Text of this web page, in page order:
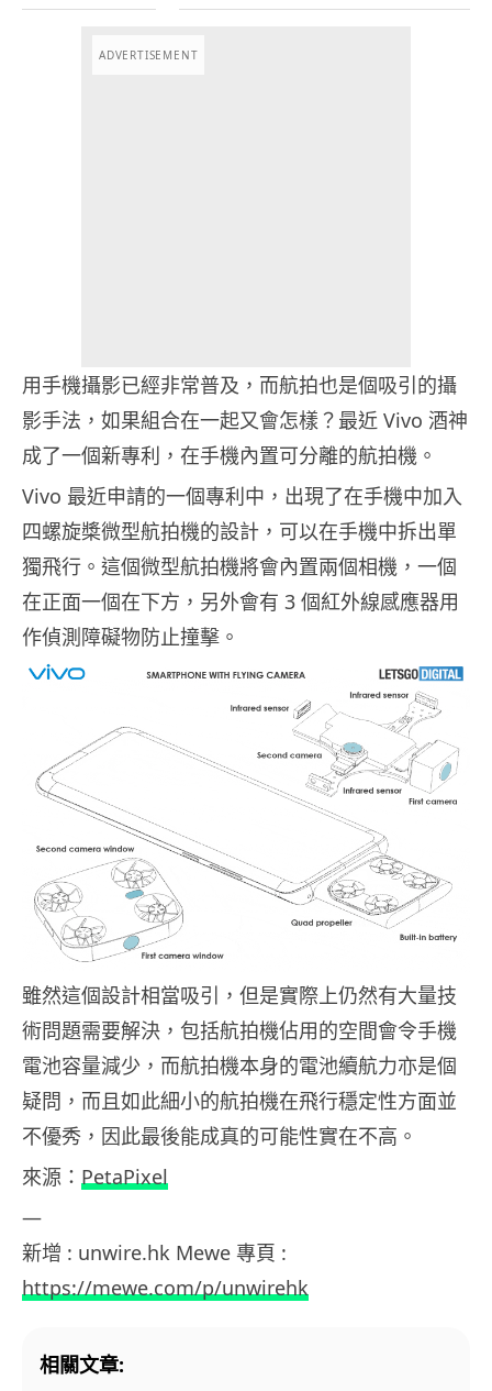
ADVERTISEMENT
用手機攝影已經非常普及，而航拍也是個吸引的攝
影手法，如果組合在一起又會怎樣？最近 Vivo 酒神
成了一個新專利，在手機內置可分離的航拍機。
Vivo 最近申請的一個專利中，出現了在手機中加入
四螺旋槳微型航拍機的設計，可以在手機中拆出單
獨飛行。這個微型航拍機將會內置兩個相機，一個
在正面一個在下方，另外會有 3 個紅外線感應器用
作偵測障礙物防止撞擊。
雖然這個設計相當吸引，但是實際上仍然有大量技
術問題需要解決，包括航拍機佔用的空間會令手機
電池容量減少，而航拍機本身的電池續航力亦是個
疑問，而且如此細小的航拍機在飛行穩定性方面並
不優秀，因此最後能成真的可能性實在不高。
來源： PetaPixel
—
新增 : unwire.hk Mewe 專頁 :
https://mewe.com/p/unwirehk
相關文章: